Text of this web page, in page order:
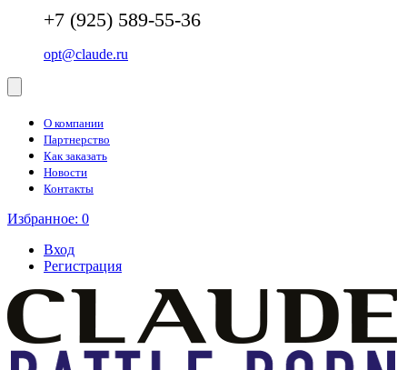
+7 (925) 589-55-36
opt@claude.ru
О компании
Партнерство
Как заказать
Новости
Контакты
Избранное: 0
Вход
Регистрация